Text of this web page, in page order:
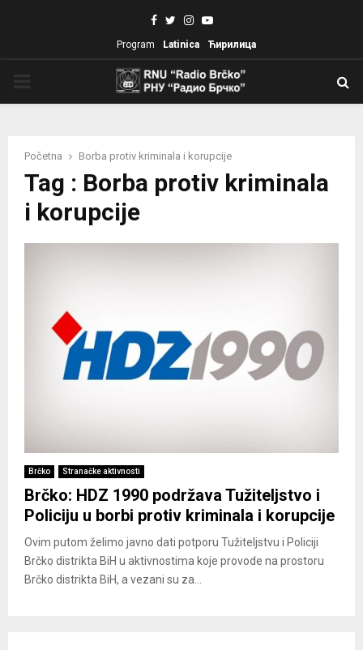
Facebook
TwitterInstagram
Youtube
Program Latinica Ћирилица
Početna Borba protiv kriminala i korupcije
Tag : Borba protiv kriminala
i korupcije
Brčko Stranačke aktivnosti
Brčko: HDZ 1990 podržava Tužiteljstvo i
Policiju u borbi protiv kriminala i korupcije
Ovim putom želimo javno dati potporu Tužiteljstvu i Policiji
Brčko distrikta BiH u aktivnostima koje provode na prostoru
Brčko distrikta BiH, a vezani su za...